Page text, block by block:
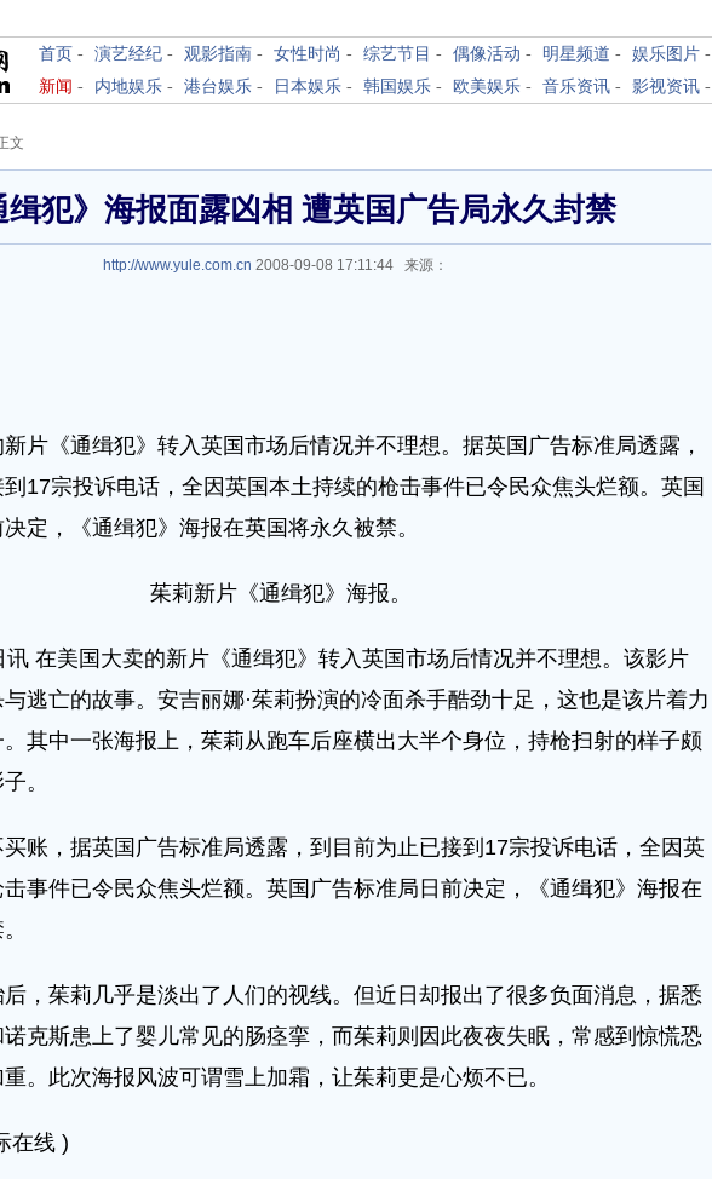
首页 - 演艺经纪 - 观影指南 - 女性时尚 - 综艺节目 - 偶像活动 - 明星频道 - 娱乐图片 -
新闻 - 内地娱乐 - 港台娱乐 - 日本娱乐 - 韩国娱乐 - 欧美娱乐 - 音乐资讯 - 影视资讯 -
文
缉犯》海报面露凶相 遭英国广告局永久封禁
http://www.yule.com.cn 2008-09-08 17:11:44 来源：
片《通缉犯》转入英国市场后情况并不理想。据英国广告标准局透露，
17宗投诉电话，全因英国本土持续的枪击事件已令民众焦头烂额。英国
定，《通缉犯》海报在英国将永久被禁。
茱莉新片《通缉犯》海报。
讯 在美国大卖的新片《通缉犯》转入英国市场后情况并不理想。该影片
逃亡的故事。安吉丽娜·茱莉扮演的冷面杀手酷劲十足，这也是该片着力
其中一张海报上，茱莉从跑车后座横出大半个身位，持枪扫射的样子颇
。
账，据英国广告标准局透露，到目前为止已接到17宗投诉电话，全因英
击事件已令民众焦头烂额。英国广告标准局日前决定，《通缉犯》海报在
，茱莉几乎是淡出了人们的视线。但近日却报出了很多负面消息，据悉
克斯患上了婴儿常见的肠痉挛，而茱莉则因此夜夜失眠，常感到惊慌恐
。此次海报风波可谓雪上加霜，让茱莉更是心烦不已。
在线 )